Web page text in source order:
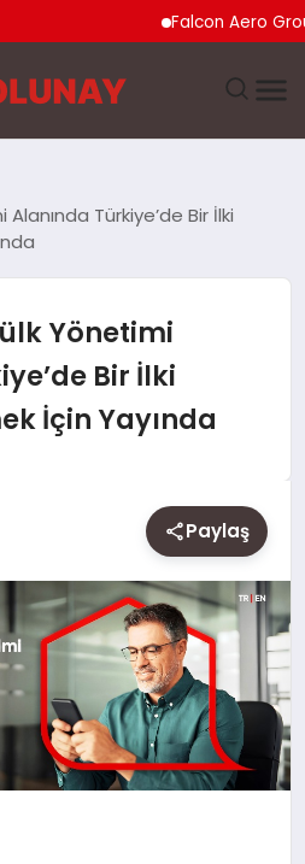
Falcon Aero Group,
Türkiye’de Bir İlki
Yönetimi
Bir İlki
İçin Yayında
Paylaş